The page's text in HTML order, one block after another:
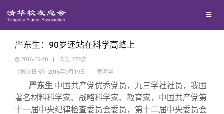
西南联大校友会
义工计划
新媒体平台
青春风采
校友文苑
校友讲坛
严东生：90岁还站在科学高峰上
2016-09-20 | 浏览 272次
《解放日报》2016年9月19日
| 黄海华
严东生 中国共产党优秀党员，九三学社社员，我国
著名材料科学家、战略科学家、教育家，中国共产党第
十一届中央纪律检查委员会委员，第十二届中央委员会